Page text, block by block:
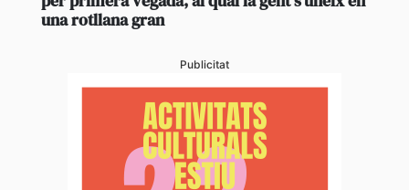
una rotllana gran
Publicitat